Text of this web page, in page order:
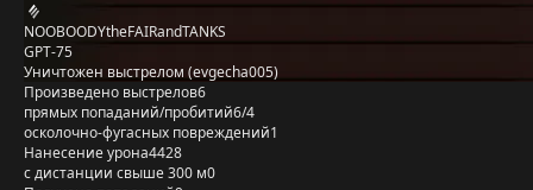
NOOBOODYtheFAIRandTANKS
GPT-75
Уничтожен выстрелом (evgecha005)
Произведено выстрелов6
прямых попаданий/пробитий6/4
осколочно-фугасных повреждений1
Нанесение урона4428
с дистанции свыше 300 м0